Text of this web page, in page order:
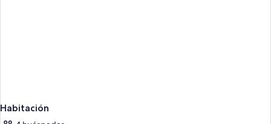
Habitación